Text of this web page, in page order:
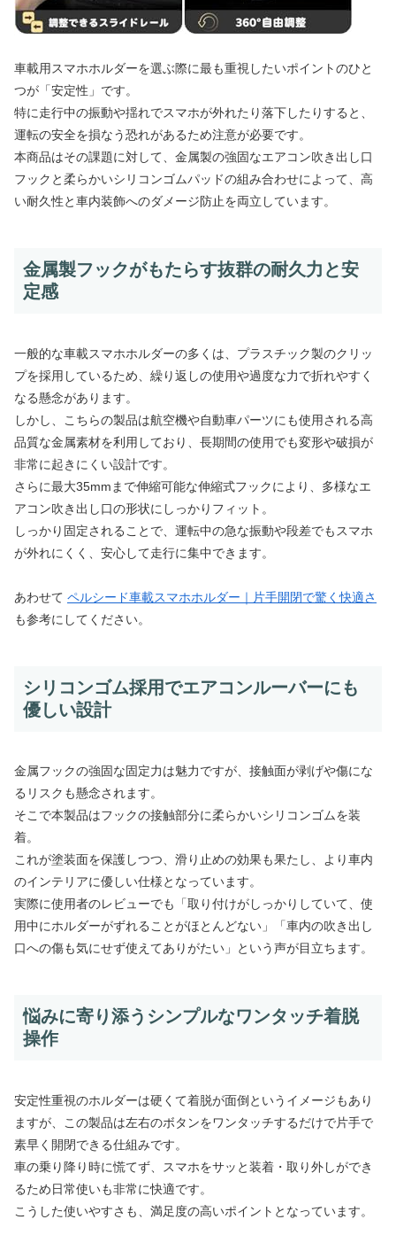
車載用スマホホルダーを選ぶ際に最も重視したいポイントのひと
つが「安定性」です。
特に走行中の振動や揺れでスマホが外れたり落下したりすると、
運転の安全を損なう恐れがあるため注意が必要です。
本商品はその課題に対して、金属製の強固なエアコン吹き出し口
フックと柔らかいシリコンゴムパッドの組み合わせによって、高
い耐久性と車内装飾へのダメージ防止を両立しています。
金属製フックがもたらす抜群の耐久力と安
定感
一般的な車載スマホホルダーの多くは、プラスチック製のクリッ
プを採用しているため、繰り返しの使用や過度な力で折れやすく
なる懸念があります。
しかし、こちらの製品は航空機や自動車パーツにも使用される高
品質な金属素材を利用しており、長期間の使用でも変形や破損が
非常に起きにくい設計です。
さらに最大35mmまで伸縮可能な伸縮式フックにより、多様なエ
アコン吹き出し口の形状にしっかりフィット。
しっかり固定されることで、運転中の急な振動や段差でもスマホ
が外れにくく、安心して走行に集中できます。
あわせて ペルシード車載スマホホルダー｜片手開閉で驚く快適さ
も参考にしてください。
シリコンゴム採用でエアコンルーバーにも
優しい設計
金属フックの強固な固定力は魅力ですが、接触面が剥げや傷にな
るリスクも懸念されます。
そこで本製品はフックの接触部分に柔らかいシリコンゴムを装
着。
これが塗装面を保護しつつ、滑り止めの効果も果たし、より車内
のインテリアに優しい仕様となっています。
実際に使用者のレビューでも「取り付けがしっかりしていて、使
用中にホルダーがずれることがほとんどない」「車内の吹き出し
口への傷も気にせず使えてありがたい」という声が目立ちます。
悩みに寄り添うシンプルなワンタッチ着脱
操作
安定性重視のホルダーは硬くて着脱が面倒というイメージもあり
ますが、この製品は左右のボタンをワンタッチするだけで片手で
素早く開閉できる仕組みです。
車の乗り降り時に慌てず、スマホをサッと装着・取り外しができ
るため日常使いも非常に快適です。
こうした使いやすさも、満足度の高いポイントとなっています。